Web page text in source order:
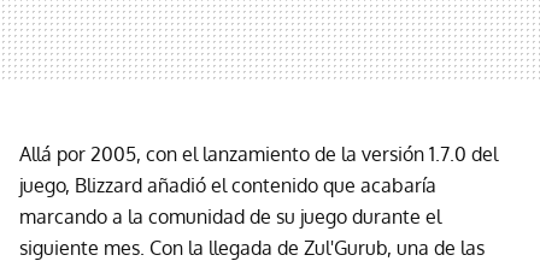
Allá por 2005, con el lanzamiento de la versión 1.7.0 del
juego, Blizzard añadió el contenido que acabaría
marcando a la comunidad de su juego durante el
siguiente mes. Con la llegada de Zul'Gurub, una de las